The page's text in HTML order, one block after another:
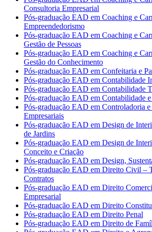
Consultoria Empresarial
Pós-graduação EAD em Coaching e
Empreendedorismo
Pós-graduação EAD em Coaching e
Gestão de Pessoas
Pós-graduação EAD em Coaching e
Gestão do Conhecimento
Pós-graduação EAD em Confeitaria e
Pós-graduação EAD em Contabilidade
Pós-graduação EAD em Contabilidade
Pós-graduação EAD em Contabilidade
Pós-graduação EAD em Controladoria e
Empresariais
Pós-graduação EAD em Design de
de Jardins
Pós-graduação EAD em Design de
Conceito e Criação
Pós-graduação EAD em Design,
Pós-graduação EAD em Direito Civil –
Contratos
Pós-graduação EAD em Direito
Empresarial
Pós-graduação EAD em Direito
Pós-graduação EAD em Direito Penal
Pós-graduação EAD em Direito de